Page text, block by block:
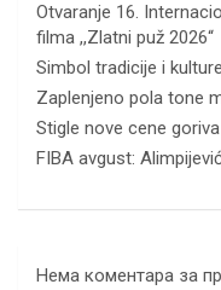
Otvaranje 16.
filma ,,Zlatni puž 2026“
Simbol tradicije i
Zaplenjeno pola tone
Stigle nove cene goriva
FIBA avgust:
Нема коментара за